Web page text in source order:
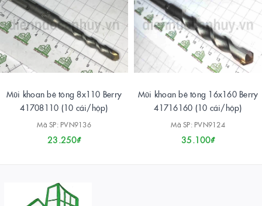
Mũi khoan bê tông 8x110 Berry
41708110 (10 cái/hộp)
Mã SP: PVN9136
23.250₫
Mũi khoan bê tông 16x160 Berry
41716160 (10 cái/hộp)
Mã SP: PVN9124
35.100₫